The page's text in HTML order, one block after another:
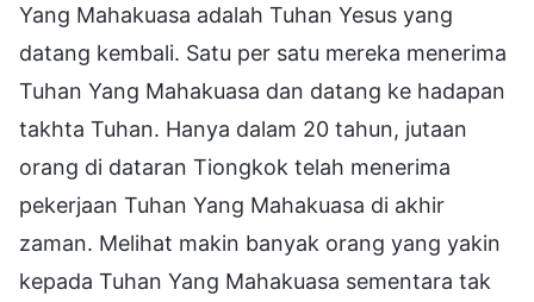
Yang Mahakuasa adalah Tuhan Yesus yang
datang kembali. Satu per satu mereka menerima
Tuhan Yang Mahakuasa dan datang ke hadapan
takhta Tuhan. Hanya dalam 20 tahun, jutaan
orang di dataran Tiongkok telah menerima
pekerjaan Tuhan Yang Mahakuasa di akhir
zaman. Melihat makin banyak orang yang yakin
kepada Tuhan Yang Mahakuasa sementara tak